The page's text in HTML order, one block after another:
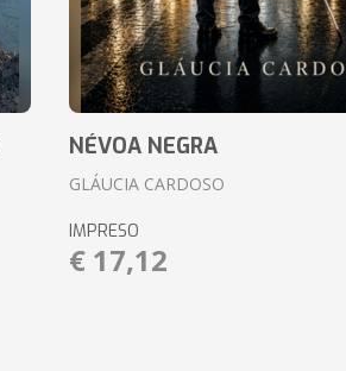
NÉVOA NEGRA
GLÁUCIA CARDOSO
IMPRESO
€ 17,12